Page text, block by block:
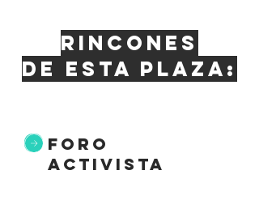
Rincones
de esta plaza:
foro
activista